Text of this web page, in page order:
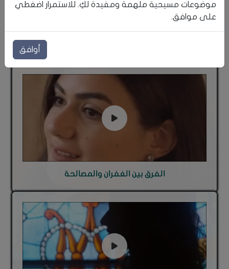
الفرق بين الغفران والمصالحة
موضوعات مسيحية ملهمة ومفيدة لكِ. للاستمرار اضغطي
على موافق.
أوافق